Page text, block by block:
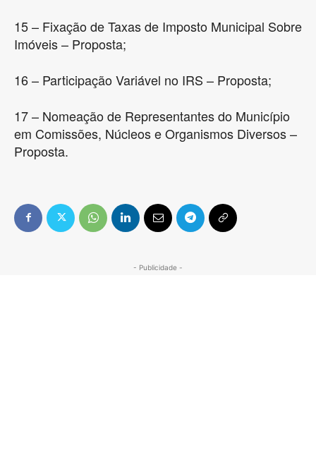
15 – Fixação de Taxas de Imposto Municipal Sobre
Imóveis – Proposta;
16 – Participação Variável no IRS – Proposta;
17 – Nomeação de Representantes do Município
em Comissões, Núcleos e Organismos Diversos –
Proposta.
- Publicidade -